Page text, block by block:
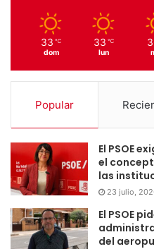
33 ℃
dom
33 ℃
lun
Popular
El PSOE
el
las
23 julio,
El PSOE
del